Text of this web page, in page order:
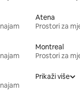
Atena
Prostori za
Montreal
Prostori za
Prikaži više